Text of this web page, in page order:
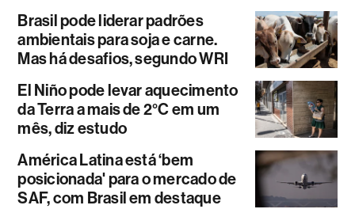
Brasil pode liderar padrões
ambientais para soja e carne.
Mas há desafios, segundo WRI
El Niño pode levar aquecimento
da Terra a mais de 2°C em um
mês, diz estudo
América Latina está ‘bem
posicionada' para o mercado de
SAF, com Brasil em destaque